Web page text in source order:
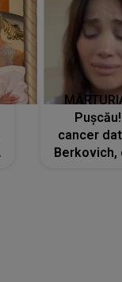
cancer